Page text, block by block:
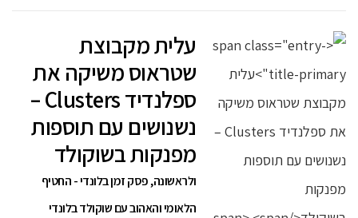
עלית מקבוצת
שטראוס משיקה את
ספלנדיד Clusters –
נשנושים עם תוספות
מפנקות בשוקולד
ולראשונה, פסק זמן בלונדי - החטיף
הלאומי והאהוב עם שוקולד בלונדי